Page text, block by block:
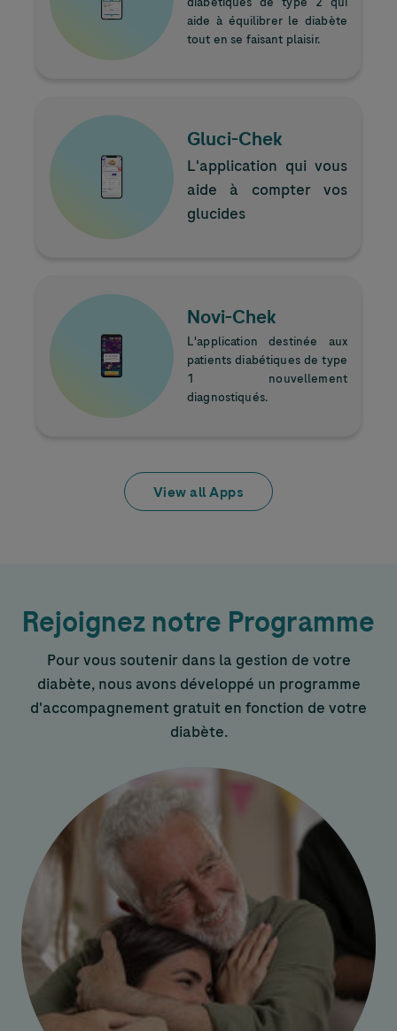
aide à équilibrer le diabète
tout en se faisant plaisir.
Image Gluci-Chek
L'application qui vous
aide à compter vos
glucides
Image Novi-Chek
L'application destinée aux
patients diabétiques de type
1 nouvellement
diagnostiqués.
View all Apps
Rejoignez notre Programme
Pour vous soutenir dans la gestion de votre
diabète, nous avons développé un programme
d'accompagnement gratuit en fonction de votre
diabète.